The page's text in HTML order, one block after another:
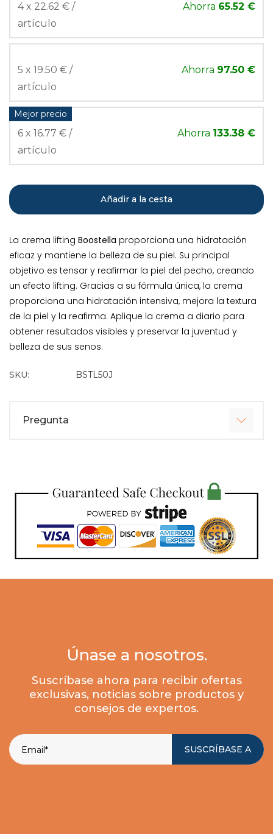
4 x 22.62 € /
artículo
Ahorra 65.52 €
5 x 19.50 € /
artículo
Ahorra 97.50 €
Mejor precio
6 x 16.77 € /
artículo
Ahorra 133.38 €
Añadir a la cesta
La crema lifting Boostella proporciona una hidratación
eficaz y mantiene la belleza de su piel. Su principal
objetivo es tensar y reafirmar la piel del pecho, creando
un efecto lifting. Gracias a su fórmula única, la crema
proporciona una hidratación intensiva, mejora la textura
de la piel y la reafirma. Aplique la crema a diario para
obtener resultados visibles y preservar la juventud y
belleza de sus senos.
SKU: BSTL50J
Pregunta
Únase a nosotros.
Suscríbase ahora para recibir ofertas
exclusivas, noticias sobre productos y
consejos de expertos.
SUSCRÍBASE A